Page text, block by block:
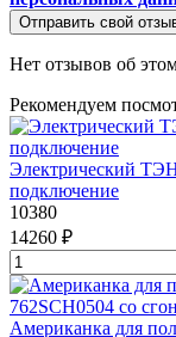
Отправить свой
Нет отзывов об
Рекомендуем
Электрический
подключение
10380
14260 ₽
Американка для